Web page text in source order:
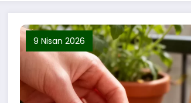
9 Nisan 2026